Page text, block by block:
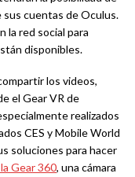
sus cuentas de Oculus.
la red social para
disponibles.
los videos,
el Gear VR de
realizados
CES y Mobile World
soluciones para hacer
Gear 360, una cámara